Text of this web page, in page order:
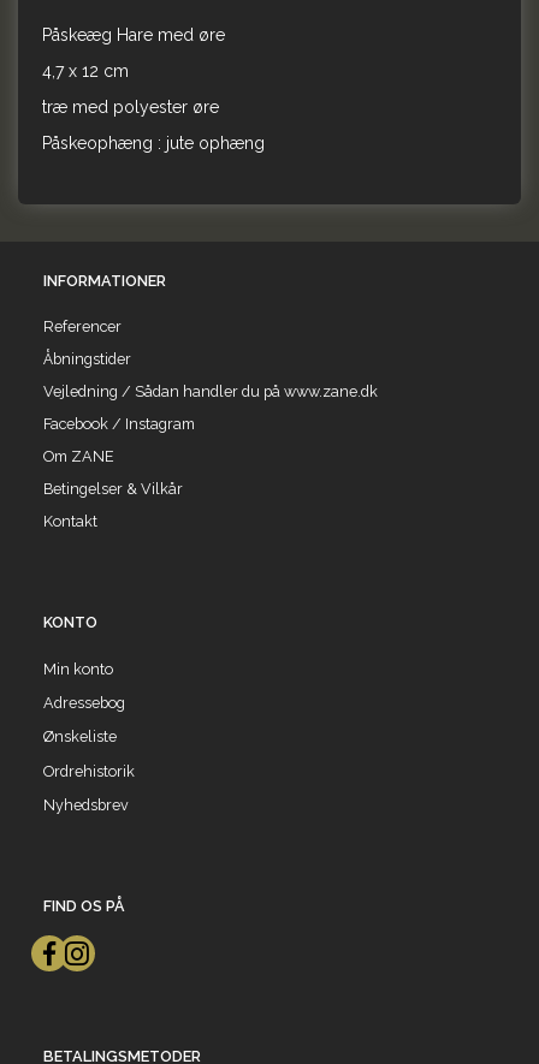
Påskeæg Hare med øre
4,7 x 12 cm
træ med polyester øre
Påskeophæng : jute ophæng
INFORMATIONER
Referencer
Åbningstider
Vejledning / Sådan handler du på www.zane.dk
Facebook / Instagram
Om ZANE
Betingelser & Vilkår
Kontakt
KONTO
Min konto
Adressebog
Ønskeliste
Ordrehistorik
Nyhedsbrev
FIND OS PÅ
BETALINGSMETODER